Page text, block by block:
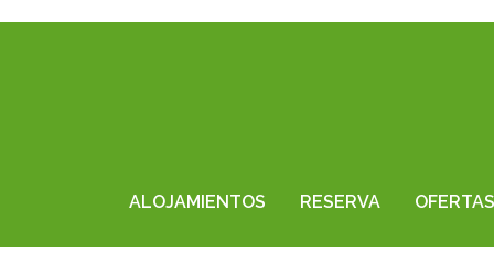
ALOJAMIENTOS RESERVA OFERTAS